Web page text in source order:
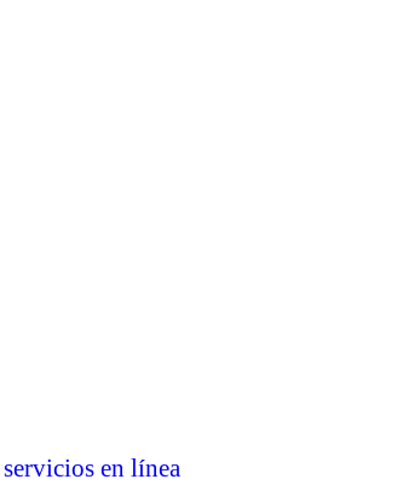
servicios en línea